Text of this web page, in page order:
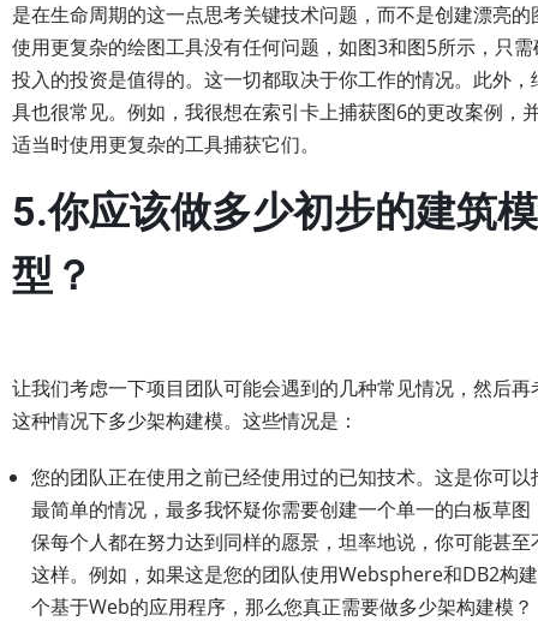
是在生命周期的这一点思考关键技术问题，而不是创建漂亮的
使用更复杂的绘图工具没有任何问题，如图3和图5所示，只
投入的投资是值得的。这一切都取决于你工作的情况。此外，
具也很常见。例如，我很想在索引卡上捕获图6的更改案例，
适当时使用更复杂的工具捕获它们。
5.你应该做多少初步的建筑模
型？
让我们考虑一下项目团队可能会遇到的几种常见情况，然后再
这种情况下多少架构建模。这些情况是：
您的团队正在使用之前已经使用过的已知技术。这是你可以
最简单的情况，最多我怀疑你需要创建一个单一的白板草图
保每个人都在努力达到同样的愿景，坦率地说，你可能甚至
这样。例如，如果这是您的团队使用Websphere和DB2构
个基于Web的应用程序，那么您真正需要做多少架构建模？